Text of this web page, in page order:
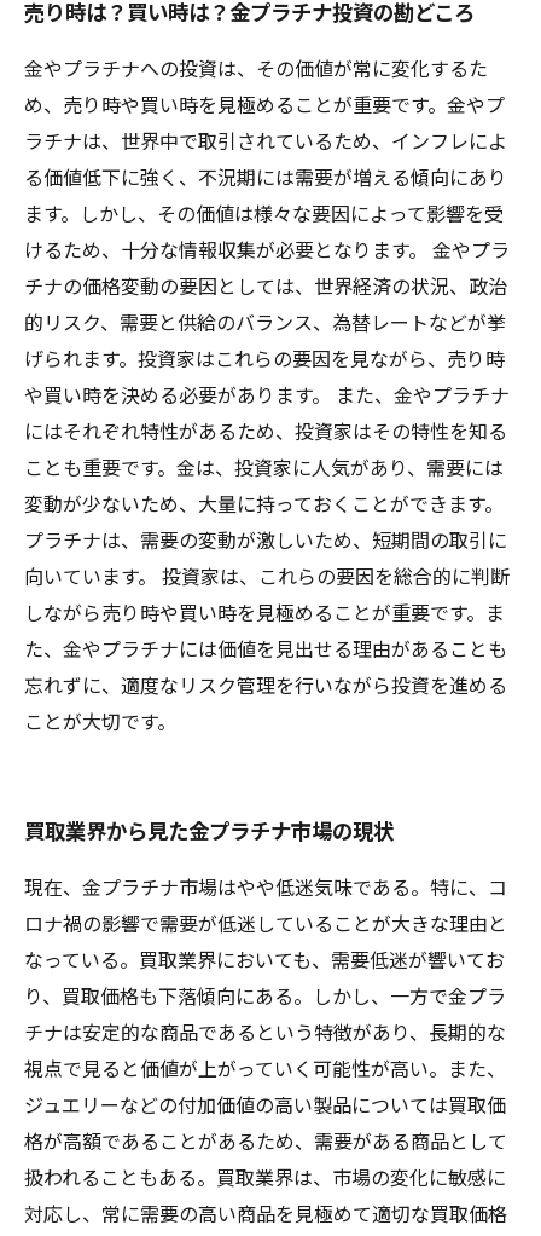
売り時は？買い時は？金プラチナ投資の勘どころ
金やプラチナへの投資は、その価値が常に変化するた
め、売り時や買い時を見極めることが重要です。金やプ
ラチナは、世界中で取引されているため、インフレによ
る価値低下に強く、不況期には需要が増える傾向にあり
ます。しかし、その価値は様々な要因によって影響を受
けるため、十分な情報収集が必要となります。 金やプラ
チナの価格変動の要因としては、世界経済の状況、政治
的リスク、需要と供給のバランス、為替レートなどが挙
げられます。投資家はこれらの要因を見ながら、売り時
や買い時を決める必要があります。 また、金やプラチナ
にはそれぞれ特性があるため、投資家はその特性を知る
ことも重要です。金は、投資家に人気があり、需要には
変動が少ないため、大量に持っておくことができます。
プラチナは、需要の変動が激しいため、短期間の取引に
向いています。 投資家は、これらの要因を総合的に判断
しながら売り時や買い時を見極めることが重要です。ま
た、金やプラチナには価値を見出せる理由があることも
忘れずに、適度なリスク管理を行いながら投資を進める
ことが大切です。
買取業界から見た金プラチナ市場の現状
現在、金プラチナ市場はやや低迷気味である。特に、コ
ロナ禍の影響で需要が低迷していることが大きな理由と
なっている。買取業界においても、需要低迷が響いてお
り、買取価格も下落傾向にある。しかし、一方で金プラ
チナは安定的な商品であるという特徴があり、長期的な
視点で見ると価値が上がっていく可能性が高い。また、
ジュエリーなどの付加価値の高い製品については買取価
格が高額であることがあるため、需要がある商品として
扱われることもある。買取業界は、市場の変化に敏感に
対応し、常に需要の高い商品を見極めて適切な買取価格